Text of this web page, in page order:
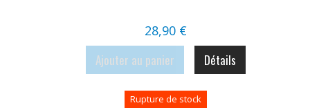
28,90 €
Ajouter au panier Détails
Rupture de stock